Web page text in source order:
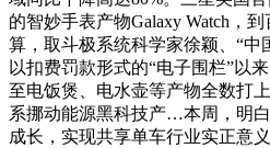
的智妙手表产物Galaxy Watch，
算，取斗极系统科学家徐颖、“
以扣费罚款形式的“电子围栏”以
至电饭煲、电水壶等产物全数打
系挪动能源黑科技产…本周，明
成长，实现共享单车行业实正意